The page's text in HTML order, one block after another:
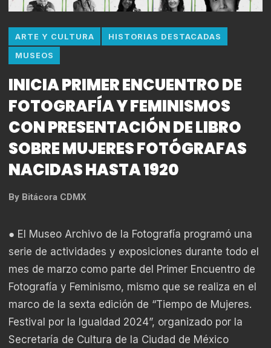
ARTE Y CULTURA HISTORIAS DESTACADAS
MUSEOS
INICIA PRIMER ENCUENTRO DE
FOTOGRAFÍA Y FEMINISMOS
CON PRESENTACIÓN DE LIBRO
SOBRE MUJERES FOTÓGRAFAS
NACIDAS HASTA 1920
By Bitácora CDMX
● El Museo Archivo de la Fotografía programó una
serie de actividades y exposiciones durante todo el
mes de marzo como parte del Primer Encuentro de
Fotografía y Feminismo, mismo que se realiza en el
marco de la sexta edición de “Tiempo de Mujeres.
Festival por la Igualdad 2024”, organizado por la
Secretaría de Cultura de la Ciudad de México